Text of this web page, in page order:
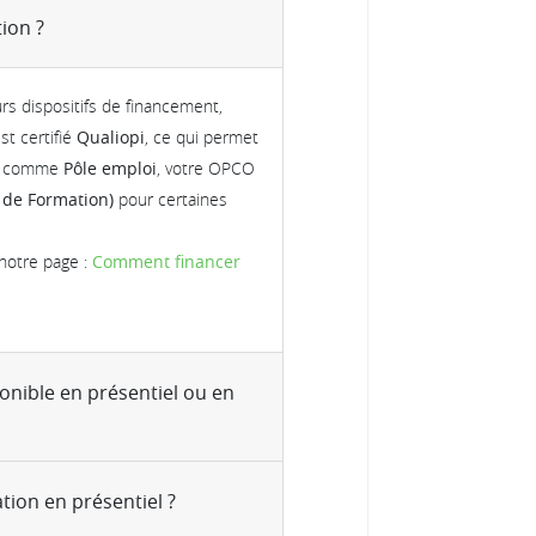
?
dispositifs de financement,
certifié Qualiopi, ce qui permet
Pôle emploi, votre OPCO
Formation) pour certaines
page : Comment financer
en présentiel ou en
en présentiel ?